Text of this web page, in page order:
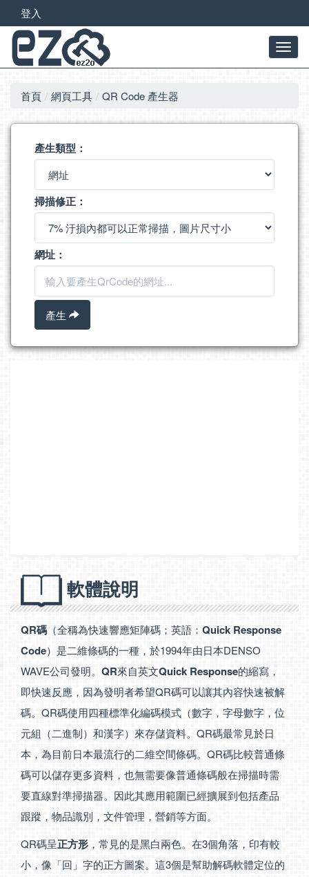
登入
首頁 網頁工具 QR Code 產生器
產生類型：
掃描修正：
網址：
產生
軟體說明
QR碼 （全稱為快速響應矩陣碼；英語： Quick Response
Code）是二維條碼的一種，於1994年由日本DENSO
WAVE公司發明。 QR來自英文Quick Response的縮寫，
即快速反應，因為發明者希望QR碼可以讓其內容快速被解
碼。QR碼使用四種標準化編碼模式（數字，字母數字，位
元組（二進制）和漢字）來存儲資料。QR碼最常見於日
本，為目前日本最流行的二維空間條碼。QR碼比較普通條
碼可以儲存更多資料，也無需要像普通條碼般在掃描時需
要直線對準掃描器。因此其應用範圍已經擴展到包括產品
跟蹤，物品識別，文件管理，營銷等方面。
QR碼呈正方形 ，常見的是黑白兩色。在3個角落，印有較
小，像「回」字的正方圖案。這3個是幫助解碼軟體定位的